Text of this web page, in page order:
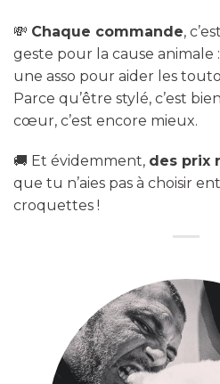
💸 Chaque commande,
geste pour la cause animale
une asso pour aider les
Parce qu’être stylé, c’est
cœur, c’est encore mieux.
🚚 Et évidemment, des prix
que tu n’aies pas à choisir
croquettes !